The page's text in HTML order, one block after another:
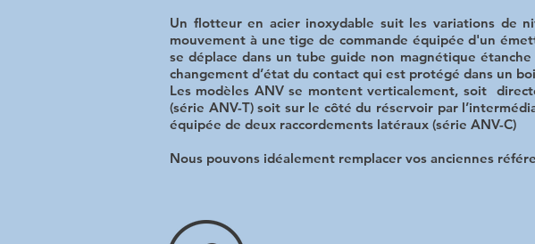
Un flotteur en acier inoxydable suit les variations de
mouvement à une tige de commande équipée d'un
se déplace dans un tube guide non magnétique
changement d’état du contact qui est protégé dans un
Les modèles ANV se montent verticalement, soit
(série ANV-T) soit sur le côté du réservoir par
équipée de deux raccordements latéraux (série ANV-C)
Nous pouvons idéalement remplacer vos anciennes